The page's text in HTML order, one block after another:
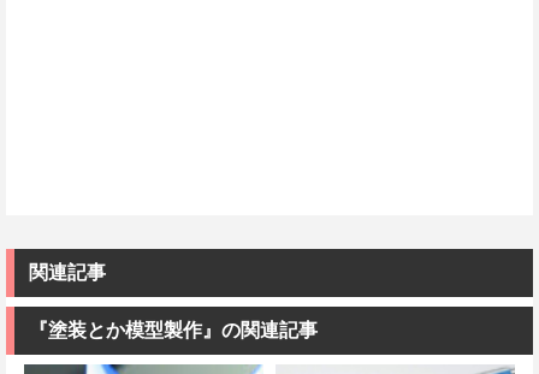
関連記事
『塗装とか模型製作』の関連記事